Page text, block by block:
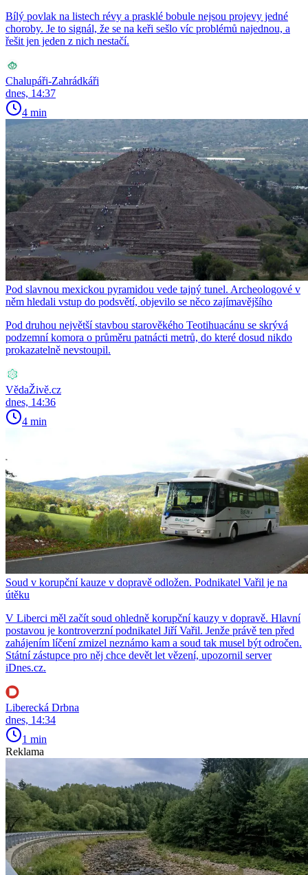
Bílý povlak na listech révy a prasklé bobule nejsou projevy jedné
choroby. Je to signál, že se na keři sešlo víc problémů najednou, a
řešit jen jeden z nich nestačí.
Chalupáři-Zahrádkáři
dnes, 14:37
4 min
Pod slavnou mexickou pyramidou vede tajný tunel. Archeologové v
něm hledali vstup do podsvětí, objevilo se něco zajímavějšího
Pod druhou největší stavbou starověkého Teotihuacánu se skrývá
podzemní komora o průměru patnácti metrů, do které dosud nikdo
prokazatelně nevstoupil.
VědaŽivě.cz
dnes, 14:36
4 min
Soud v korupční kauze v dopravě odložen. Podnikatel Vařil je na
útěku
V Liberci měl začít soud ohledně korupční kauzy v dopravě. Hlavní
postavou je kontroverzní podnikatel Jiří Vařil. Jenže právě ten před
zahájením líčení zmizel neznámo kam a soud tak musel být odročen.
Státní zástupce pro něj chce devět let vězení, upozornil server
iDnes.cz.
Liberecká Drbna
dnes, 14:34
1 min
Reklama